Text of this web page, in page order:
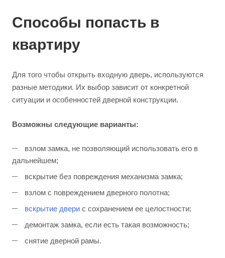
Способы попасть в
квартиру
Для того чтобы открыть входную дверь, используются
разные методики. Их выбор зависит от конкретной
ситуации и особенностей дверной конструкции.
Возможны следующие варианты:
взлом замка, не позволяющий использовать его в
дальнейшем;
вскрытие без повреждения механизма замка;
взлом с повреждением дверного полотна;
вскрытие двери с сохранением ее целостности;
демонтаж замка, если есть такая возможность;
снятие дверной рамы.